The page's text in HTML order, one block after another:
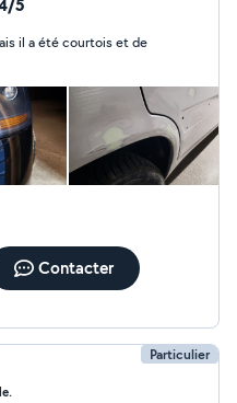
il a été courtois et de
Contacter
Particulier